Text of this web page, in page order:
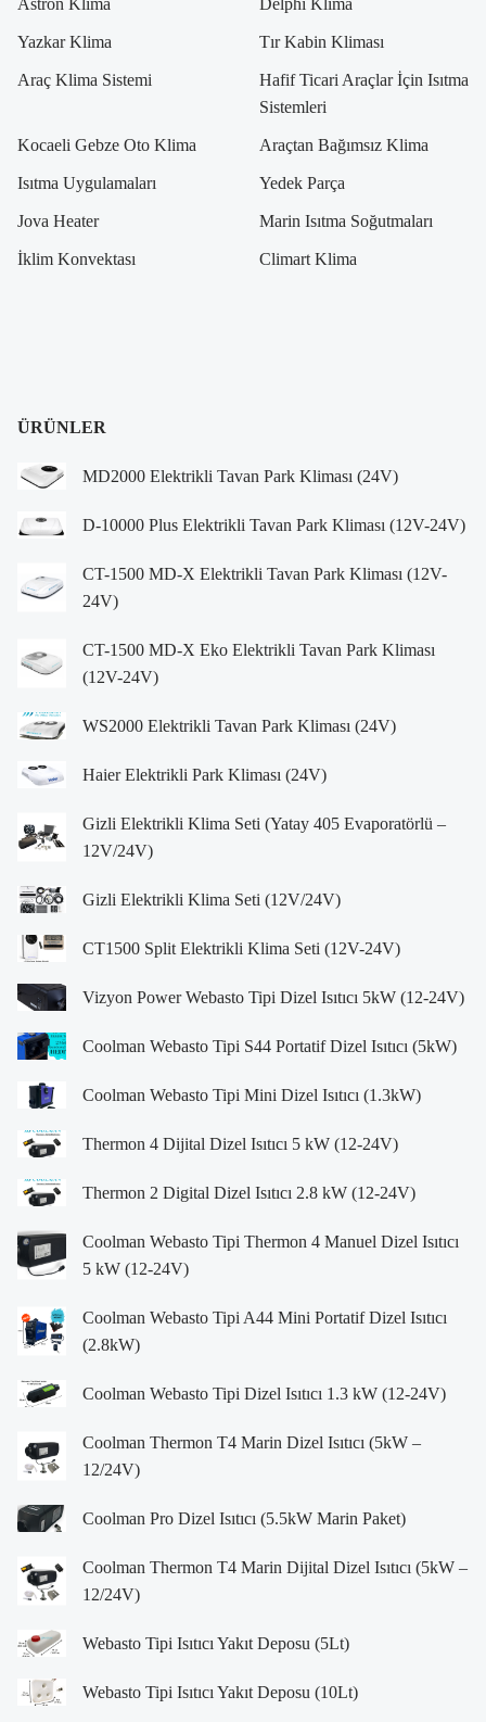
Astron Klima Delphi Klima
Yazkar Klima Tır Kabin Kliması
Araç Klima Sistemi
Hafif Ticari Araçlar İçin Isıtma
Sistemleri
Kocaeli Gebze Oto Klima Araçtan Bağımsız Klima
Isıtma Uygulamaları Yedek Parça
Jova Heater Marin Isıtma Soğutmaları
İklim Konvektası Climart Klima
ÜRÜNLER
MD2000 Elektrikli Tavan Park Kliması (24V)
D-10000 Plus Elektrikli Tavan Park Kliması (12V-24V)
CT-1500 MD-X Elektrikli Tavan Park Kliması (12V-
24V)
CT-1500 MD-X Eko Elektrikli Tavan Park Kliması
(12V-24V)
WS2000 Elektrikli Tavan Park Kliması (24V)
Haier Elektrikli Park Kliması (24V)
Gizli Elektrikli Klima Seti (Yatay 405 Evaporatörlü –
12V/24V)
Gizli Elektrikli Klima Seti (12V/24V)
CT1500 Split Elektrikli Klima Seti (12V-24V)
Vizyon Power Webasto Tipi Dizel Isıtıcı 5kW (12-24V)
Coolman Webasto Tipi S44 Portatif Dizel Isıtıcı (5kW)
Coolman Webasto Tipi Mini Dizel Isıtıcı (1.3kW)
Thermon 4 Dijital Dizel Isıtıcı 5 kW (12-24V)
Thermon 2 Digital Dizel Isıtıcı 2.8 kW (12-24V)
Coolman Webasto Tipi Thermon 4 Manuel Dizel Isıtıcı
5 kW (12-24V)
Coolman Webasto Tipi A44 Mini Portatif Dizel Isıtıcı
(2.8kW)
Coolman Webasto Tipi Dizel Isıtıcı 1.3 kW (12-24V)
Coolman Thermon T4 Marin Dizel Isıtıcı (5kW –
12/24V)
Coolman Pro Dizel Isıtıcı (5.5kW Marin Paket)
Coolman Thermon T4 Marin Dijital Dizel Isıtıcı (5kW –
12/24V)
Webasto Tipi Isıtıcı Yakıt Deposu (5Lt)
Webasto Tipi Isıtıcı Yakıt Deposu (10Lt)